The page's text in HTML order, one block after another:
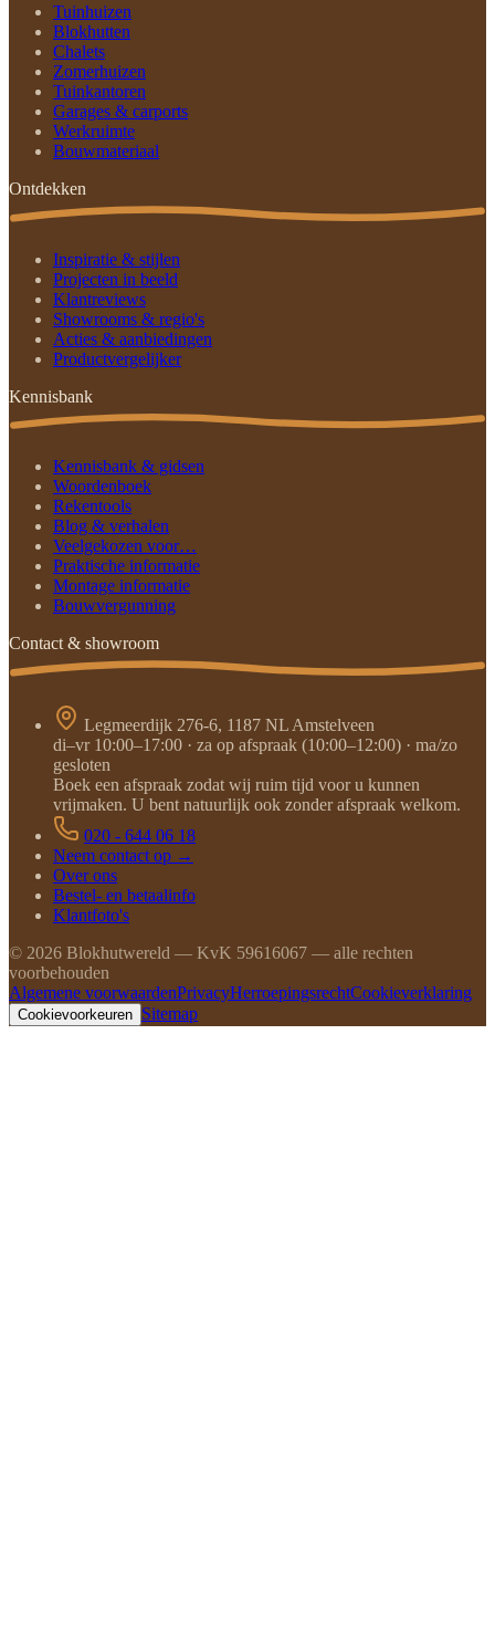
Tuinhuizen
Blokhutten
Chalets
Zomerhuizen
Tuinkantoren
Garages & carports
Werkruimte
Bouwmateriaal
Ontdekken
Inspiratie & stijlen
Projecten in beeld
Klantreviews
Showrooms & regio's
Acties & aanbiedingen
Productvergelijker
Kennisbank
Kennisbank & gidsen
Woordenboek
Rekentools
Blog & verhalen
Veelgekozen voor…
Praktische informatie
Montage informatie
Bouwvergunning
Contact & showroom
Legmeerdijk 276-6, 1187 NL Amstelveen
di–vr 10:00–17:00 · za op afspraak (10:00–12:00) · ma/zo
gesloten
Boek een afspraak zodat wij ruim tijd voor u kunnen
vrijmaken. U bent natuurlijk ook zonder afspraak welkom.
020 - 644 06 18
Neem contact op →
Over ons
Bestel- en betaalinfo
Klantfoto's
© 2026 Blokhutwereld — KvK 59616067 — alle rechten
voorbehouden
Algemene voorwaardenPrivacyHerroepingsrechtCookieverklaring
Cookievoorkeuren Sitemap